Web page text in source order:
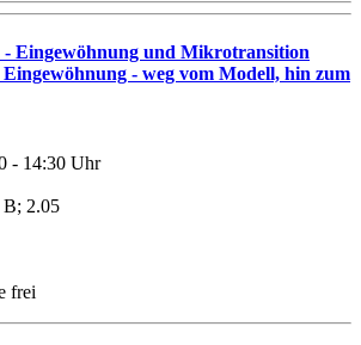
Eingewöhnung und Mikrotransition
- weg vom Modell, hin zum
- 14:30 Uhr
B; 2.05
frei